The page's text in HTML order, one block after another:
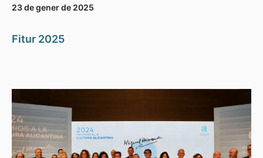
23 de gener de 2025
Fitur 2025